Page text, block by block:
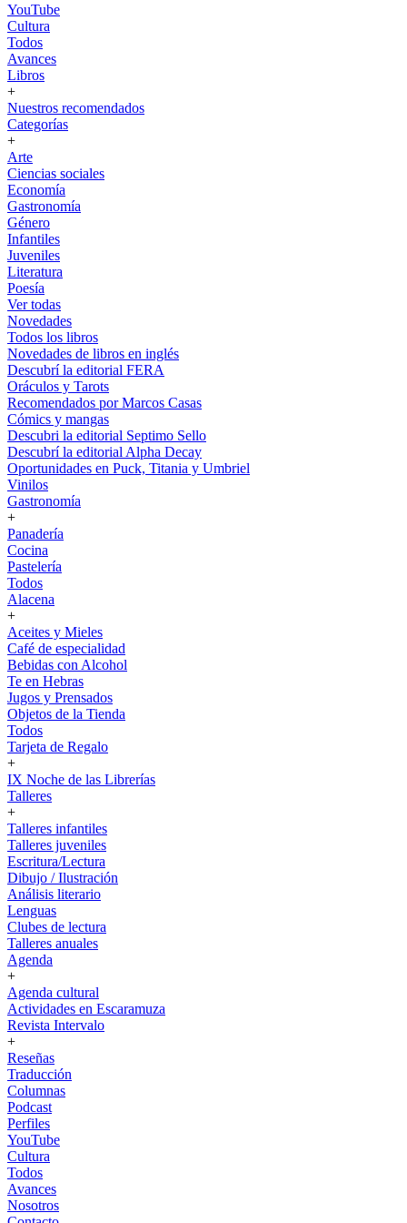
YouTube
Cultura
Todos
Avances
Libros
+
Nuestros recomendados
Categorías
+
Arte
Ciencias sociales
Economía
Gastronomía
Género
Infantiles
Juveniles
Literatura
Poesía
Ver todas
Novedades
Todos los libros
Novedades de libros en inglés
Descubrí la editorial FERA
Oráculos y Tarots
Recomendados por Marcos Casas
Cómics y mangas
Descubri la editorial Septimo Sello
Descubrí la editorial Alpha Decay
Oportunidades en Puck, Titania y Umbriel
Vinilos
Gastronomía
+
Panadería
Cocina
Pastelería
Todos
Alacena
+
Aceites y Mieles
Café de especialidad
Bebidas con Alcohol
Te en Hebras
Jugos y Prensados
Objetos de la Tienda
Todos
Tarjeta de Regalo
+
IX Noche de las Librerías
Talleres
+
Talleres infantiles
Talleres juveniles
Escritura/Lectura
Dibujo / Ilustración
Análisis literario
Lenguas
Clubes de lectura
Talleres anuales
Agenda
+
Agenda cultural
Actividades en Escaramuza
Revista Intervalo
+
Reseñas
Traducción
Columnas
Podcast
Perfiles
YouTube
Cultura
Todos
Avances
Nosotros